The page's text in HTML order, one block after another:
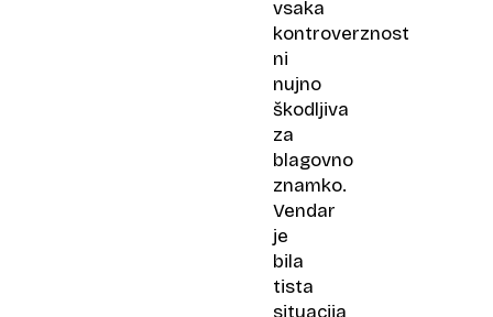
vsaka
kontroverznost
ni
nujno
škodljiva
za
blagovno
znamko.
Vendar
je
bila
tista
situacija